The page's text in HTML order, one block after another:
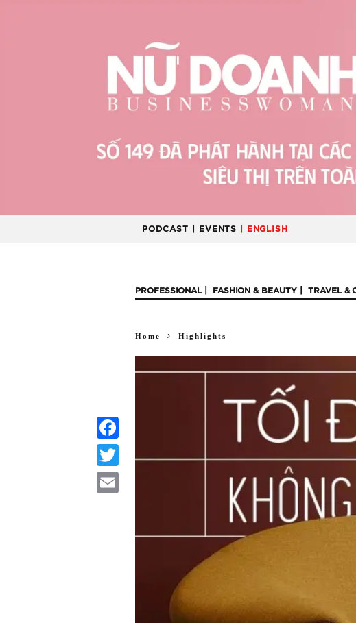
PODCAST | EVENTS | ENGLISH
PROFESSIONAL FASHION & BEAUTY TRAVEL &
Home Highlights
Facebook
Twitter